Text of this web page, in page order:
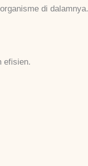
di dalamnya.
efisien.